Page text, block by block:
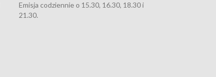
Emisja codziennie o 15.30, 16.30, 18.30 i
21.30.